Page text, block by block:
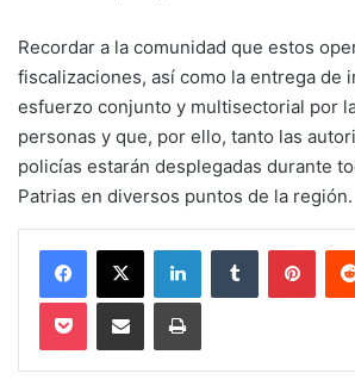
Recordar a la comunidad que estos
fiscalizaciones, así como la entrega de
esfuerzo conjunto y multisectorial por
personas y que, por ello, tanto las
policías estarán desplegadas durante
Patrias en diversos puntos de la región.
Facebook
X LinkedInTumblr
Pocket Compartir via email Imprimir